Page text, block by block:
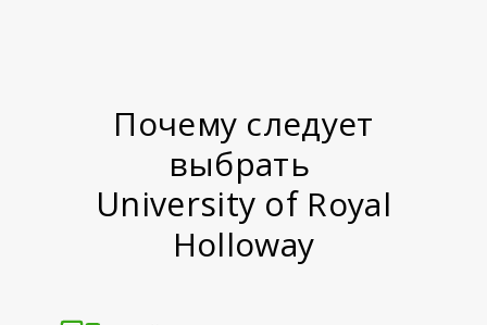
Почему следует
выбрать
University of Royal
Holloway